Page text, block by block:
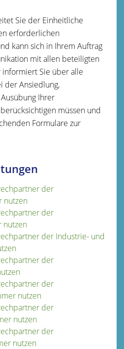
Sie der Einheitliche
erforderlichen
kann sich in Ihrem Auftrag
mit allen beteiligten
Sie über alle
der Ansiedlung,
Ihrer
müssen und
Formulare zur
der
nutzen
der
nutzen
der Industrie- und
der
der
nutzen
der
nutzen
der
nutzen